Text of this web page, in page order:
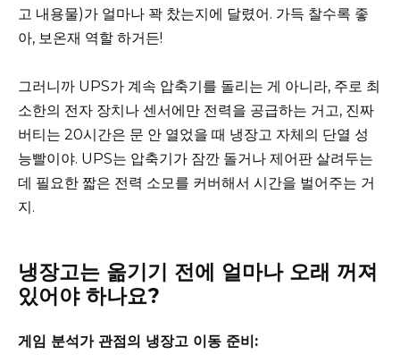
고 내용물)가 얼마나 꽉 찼는지에 달렸어. 가득 찰수록 좋
아, 보온재 역할 하거든!
그러니까 UPS가 계속 압축기를 돌리는 게 아니라, 주로 최
소한의 전자 장치나 센서에만 전력을 공급하는 거고, 진짜
버티는 20시간은 문 안 열었을 때 냉장고 자체의 단열 성
능빨이야. UPS는 압축기가 잠깐 돌거나 제어판 살려두는
데 필요한 짧은 전력 소모를 커버해서 시간을 벌어주는 거
지.
냉장고는 옮기기 전에 얼마나 오래 꺼져
있어야 하나요?
게임 분석가 관점의 냉장고 이동 준비: